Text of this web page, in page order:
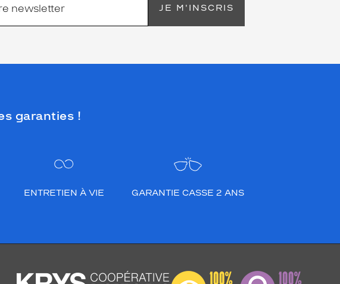
JE M'INSCRIS
garanties !
ENTRETIEN À VIE GARANTIE CASSE 2 ANS